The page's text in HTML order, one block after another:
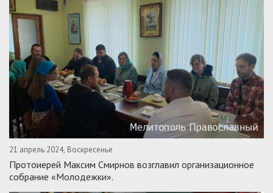
21 апрель 2024, Воскресенье
Протоиерей Максим Смирнов возглавил организационное
собрание «Молодежки».